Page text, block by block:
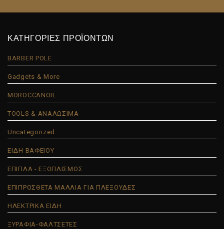
ΚΑΤΗΓΟΡΙΕΣ ΠΡΟΪΟΝΤΩΝ
BARBER POLE
Gadgets & More
MOROCCANOIL
TOOLS & ΑΝΑΛΩΣΙΜΑ
Uncategorized
ΕΙΔΗ ΒΑΦΕΙΟΥ
ΕΠΙΠΛΑ - ΕΞΟΠΛΙΣΜΟΣ
ΕΠΙΠΡΟΣΘΕΤΑ ΜΑΛΛΙΑ ΓΙΑ ΠΛΕΞΟΥΔΕΣ
ΗΛΕΚΤΡΙΚΑ ΕΙΔΗ
ΞΥΡΑΦΙΑ-ΦΑΛΤΣΕΤΕΣ